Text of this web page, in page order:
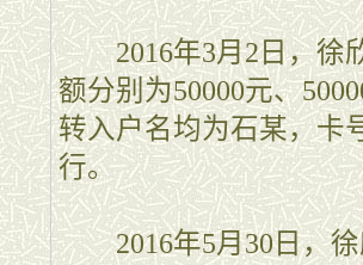
2016年3月2日，徐欣
额分别为50000元、
转入户名均为石某，卡
行。
2016年5月30日，徐